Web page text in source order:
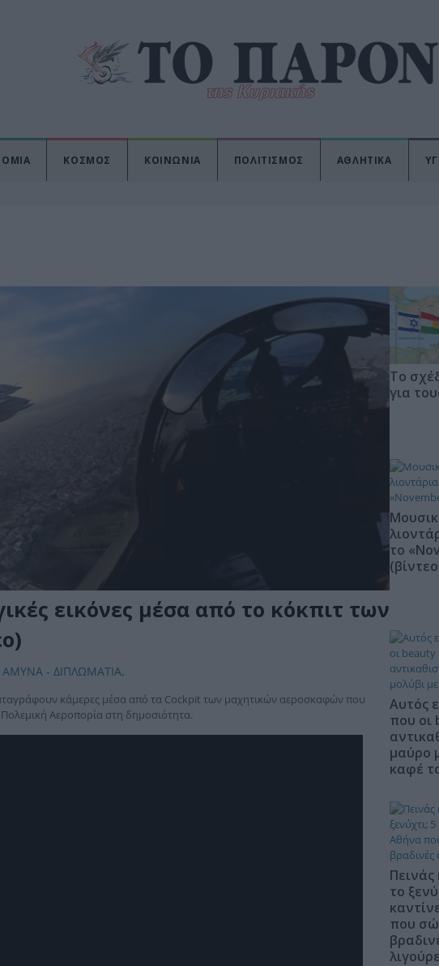
ΚΟΣΜΟΣ ΚΟΙΝΩΝΙΑ ΠΟΛΙΤΙΣΜΟΣ ΑΘΛΗΤΙΚΑ
εικόνες μέσα από το κόκπιτ των
ΑΜΥΝΑ - ΔΙΠΛΩΜΑΤΙΑ,
κάμερες μέσα από τα Cockpit των μαχητικών αεροσκαφών που
Αεροπορία στη δημοσιότητα.
Το
για
το
Αυτός
που οι
μαύρο
καφέ
Πεινάς
το
που